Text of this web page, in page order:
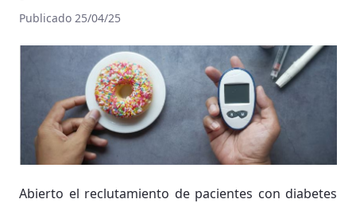
Publicado 25/04/25
Abierto el reclutamiento de pacientes con diabetes